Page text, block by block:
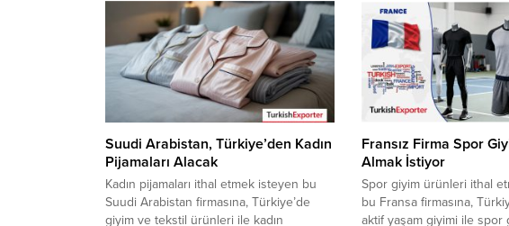
bilgilerine TurkishExporter VIP üyeleri ile
TE üyelik kredisi sahibi ihracat şirketleri
erişebilmektedir. ➤ Bu ithalat...
bilgilerine TurkishExporter
TE üyelik kredisi sahibi
erişebilmektedir. ➤ Bu
Suudi Arabistan, Türkiye’den Kadın
Pijamaları Alacak
Kadın pijamaları ithal etmek isteyen bu
Suudi Arabistan firmasına, Türkiye’de
giyim ve tekstil ürünleri ile kadın
Fransız Firma Spor
Almak İstiyor
Spor giyim ürünleri ithal
bu Fransa firmasına,
aktif yaşam giyimi ile spor